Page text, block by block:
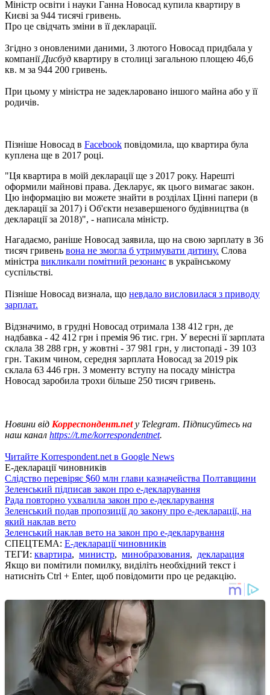
Міністр освіти і науки Ганна Новосад купила квартиру в
Києві за 944 тисячі гривень.
Про це свідчать зміни в її декларації.
Згідно з оновленими даними, 3 лютого Новосад придбала у
компанії Дисбуд квартиру в столиці загальною площею 46,6
кв. м за 944 200 гривень.
При цьому у міністра не задекларовано іншого майна або у її
родичів.
Пізніше Новосад в Facebook повідомила, що квартира була
куплена ще в 2017 році.
"Ця квартира в моїй декларації ще з 2017 року. Нарешті
оформили майнові права. Декларує, як цього вимагає закон.
Цю інформацію ви можете знайти в розділах Цінні папери (в
декларації за 2017) і Об'єкти незавершеного будівництва (в
декларації за 2018)", - написала міністр.
Нагадаємо, раніше Новосад заявила, що на свою зарплату в 36
тисяч гривень вона не змогла б утримувати дитину. Слова
міністра викликали помітний резонанс в українському
суспільстві.
Пізніше Новосад визнала, що невдало висловилася з приводу
зарплат.
Відзначимо, в грудні Новосад отримала 138 412 грн, де
надбавка - 42 412 грн і премія 96 тис. грн. У вересні її зарплата
склала 38 288 грн, у жовтні - 37 981 грн, у листопаді - 39 103
грн. Таким чином, середня зарплата Новосад за 2019 рік
склала 63 446 грн. З моменту вступу на посаду міністра
Новосад заробила трохи більше 250 тисяч гривень.
Новини від Корреспондент.net у Telegram. Підписуйтесь на
наш канал https://t.me/korrespondentnet.
Читайте Korrespondent.net в Google News
Е-декларації чиновників
Слідство перевіряє $60 млн глави казначейства Полтавщини
Зеленський підписав закон про е-декларування
Рада повторно ухвалила закон про е-декларування
Зеленський подав пропозиції до закону про е-декларації, на
який наклав вето
Зеленський наклав вето на закон про е-декларування
СПЕЦТЕМА: Е-декларації чиновників
ТЕГИ: квартира, министр, минобразования, декларация
Якщо ви помітили помилку, виділіть необхідний текст і
натисніть Ctrl + Enter, щоб повідомити про це редакцію.